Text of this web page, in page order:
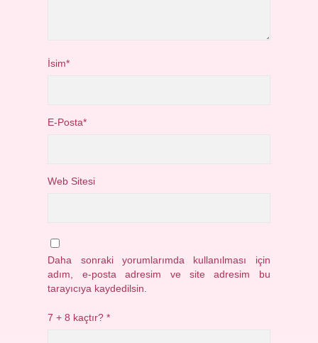
İsim*
E-Posta*
Web Sitesi
Daha sonraki yorumlarımda kullanılması için
adım, e-posta adresim ve site adresim bu
tarayıcıya kaydedilsin.
7 + 8 kaçtır?*